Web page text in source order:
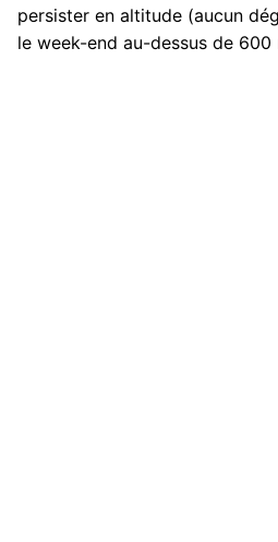
persister en altitude (aucun
le week-end au-dessus de 600